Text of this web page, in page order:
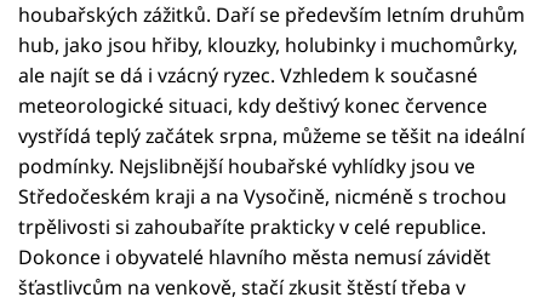
houbařských zážitků. Daří se především letním druhům
hub, jako jsou hřiby, klouzky, holubinky i muchomůrky,
ale najít se dá i vzácný ryzec. Vzhledem k současné
meteorologické situaci, kdy deštivý konec července
vystřídá teplý začátek srpna, můžeme se těšit na ideální
podmínky. Nejslibnější houbařské vyhlídky jsou ve
Středočeském kraji a na Vysočině, nicméně s trochou
trpělivosti si zahoubaříte prakticky v celé republice.
Dokonce i obyvatelé hlavního města nemusí závidět
šťastlivcům na venkově, stačí zkusit štěstí třeba v